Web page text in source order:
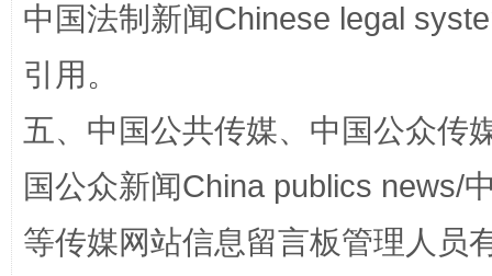
中国法制新闻Chinese legal
引用。
五、中国公共传媒、中国公众传
国公众新闻China publics news/
等传媒网站信息留言板管理人员